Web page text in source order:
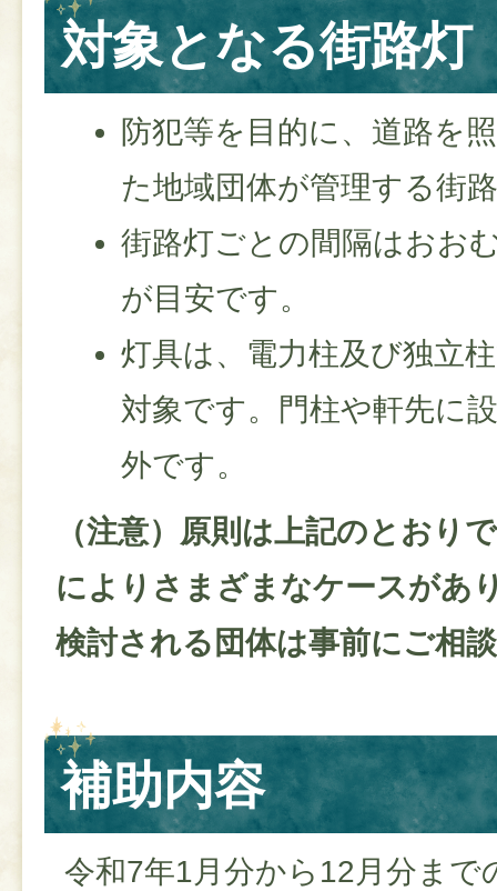
対象となる街路灯
防犯等を目的に、道路を
た地域団体が管理する街
街路灯ごとの間隔はおお
が目安です。
灯具は、電力柱及び独立
対象です。門柱や軒先に
外です。
（注意）原則は上記のとおり
によりさまざまなケースがあ
検討される団体は事前にご相
補助内容
令和7年1月分から12月分まで